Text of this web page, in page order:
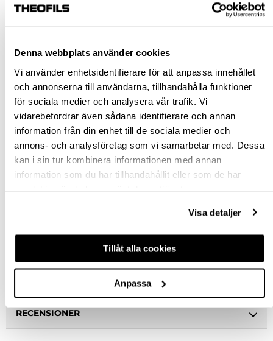
Denna webbplats använder cookies
Vi använder enhetsidentifierare för att anpassa innehållet
och annonserna till användarna, tillhandahålla funktioner
för sociala medier och analysera vår trafik. Vi
vidarebefordrar även sådana identifierare och annan
information från din enhet till de sociala medier och
annons- och analysföretag som vi samarbetar med. Dessa
kan i sin tur kombinera informationen med annan
information som du har tillhandahållit eller som de har
Visa detaljer
Tillåt alla cookies
Anpassa
Rensa val
st
VÄLJ VARIANT
Snabba leveranser
RECENSIONER